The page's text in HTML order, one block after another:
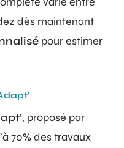
dès maintenant
pour estimer
, proposé par
70% des travaux